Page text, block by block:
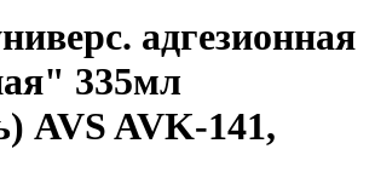
адгезионная
335мл
AVS AVK-141,